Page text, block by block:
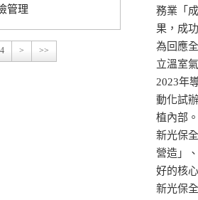
管理
4 > >>
務業「
果，成
為回應
立溫室
2023年
動化試
植內部。
新光保
營造」
好的核
新光保